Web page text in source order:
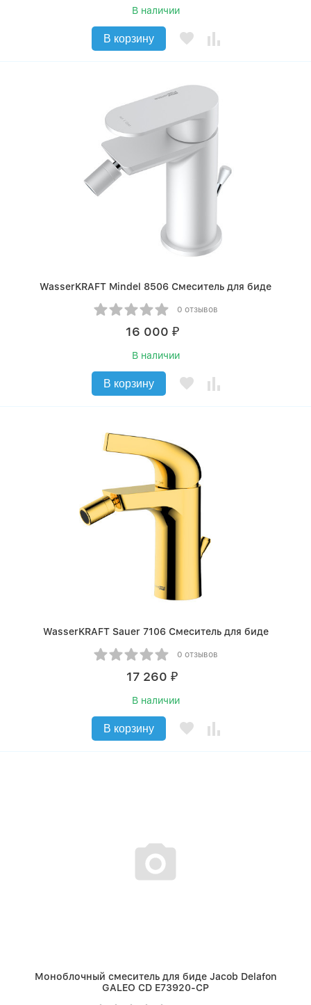
В наличии
В корзину
WasserKRAFT Mindel 8506 Смеситель для биде
0 отзывов
16 000 ₽
В наличии
В корзину
WasserKRAFT Sauer 7106 Смеситель для биде
0 отзывов
17 260 ₽
В наличии
В корзину
Моноблочный смеситель для биде Jacob Delafon
GALEO CD E73920-CP